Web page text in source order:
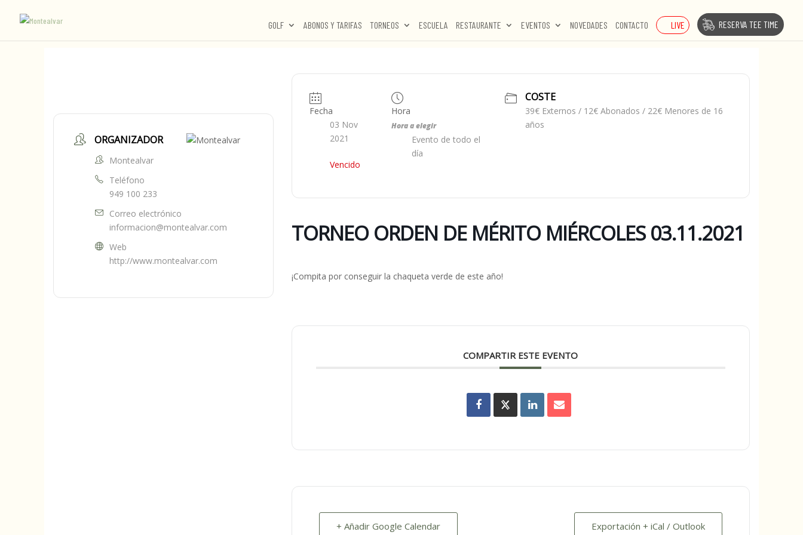
GOLF ABONOS Y TARIFAS TORNEOS ESCUELA RESTAURANTE EVENTOS NOVEDADES CONTACTO LIVE RESERVA TEE TIME
ORGANIZADOR
Montealvar
Teléfono
949 100 233
Correo electrónico
informacion@montealvar.com
Web
http://www.montealvar.com
Fecha
03 Nov
2021
Vencido
Hora
Hora a elegir
Evento de todo el
día
COSTE
39€ Externos / 12€ Abonados / 22€ Menores de 16
años
TORNEO ORDEN DE MÉRITO MIÉRCOLES 03.11.2021
¡Compita por conseguir la chaqueta verde de este año!
COMPARTIR ESTE EVENTO
+ Añadir Google Calendar Exportación + iCal / Outlook